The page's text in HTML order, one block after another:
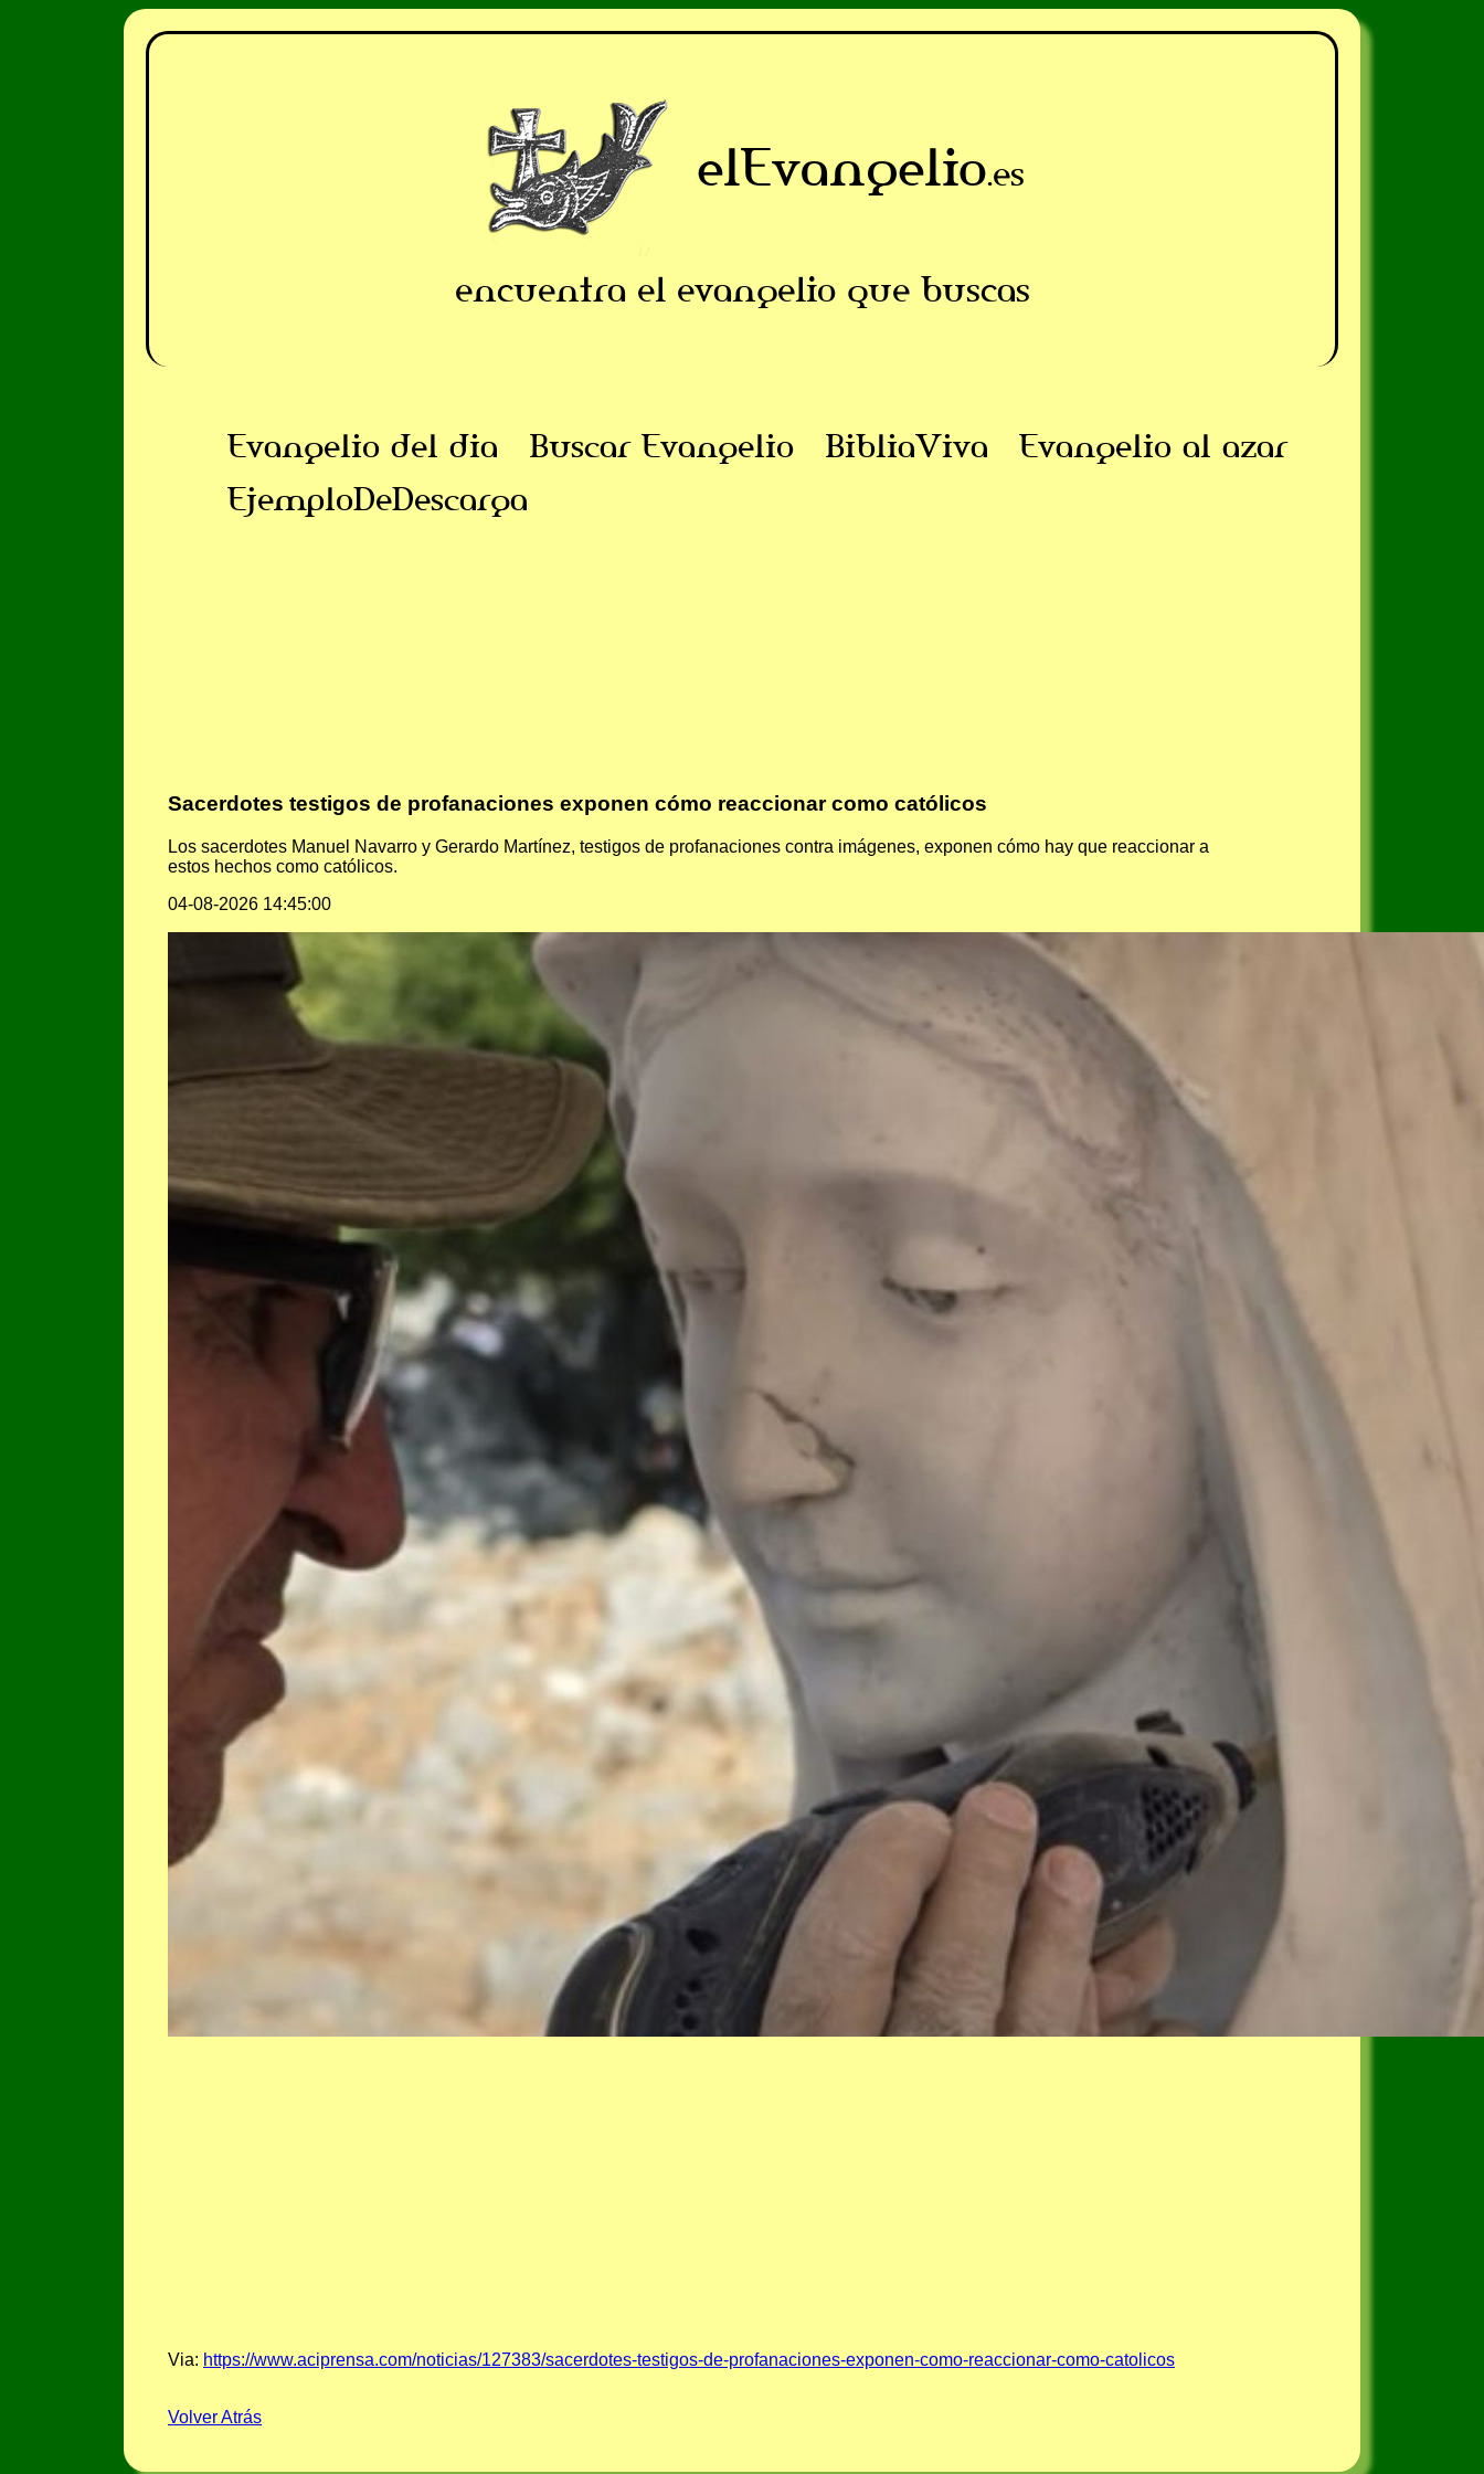
elEvangelio.es
encuentra el evangelio que buscas
Evangelio del dia Buscar Evangelio BibliaViva
Evangelio al azar
EjemploDeDescarga
Sacerdotes testigos de profanaciones exponen cómo reaccionar como católicos
Los sacerdotes Manuel Navarro y Gerardo Martínez, testigos de profanaciones contra imágenes, exponen cómo hay que reaccionar a
estos hechos como católicos.
04-08-2026 14:45:00
Via: https://www.aciprensa.com/noticias/127383/sacerdotes-testigos-de-profanaciones-exponen-como-reaccionar-como-catolicos
Volver Atrás